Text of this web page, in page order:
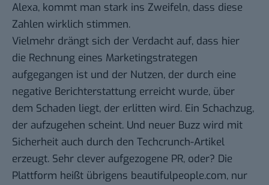
Alexa, kommt man stark ins Zweifeln, dass diese
Zahlen wirklich stimmen.
Vielmehr drängt sich der Verdacht auf, dass hier
die Rechnung eines Marketingstrategen
aufgegangen ist und der Nutzen, der durch eine
negative Berichterstattung erreicht wurde, über
dem Schaden liegt, der erlitten wird. Ein Schachzug,
der aufzugehen scheint. Und neuer Buzz wird mit
Sicherheit auch durch den Techcrunch-Artikel
erzeugt. Sehr clever aufgezogene PR, oder? Die
Plattform heißt übrigens beautifulpeople.com, nur